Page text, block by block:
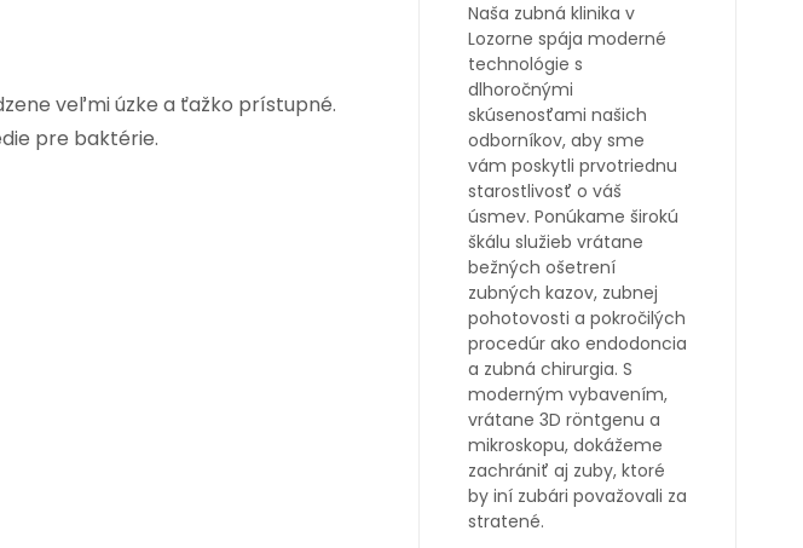
veľmi úzke a ťažko prístupné.
pre baktérie.
Naša zubná klinika v
Lozorne spája moderné
technológie s
dlhoročnými
skúsenosťami našich
odborníkov, aby sme
vám poskytli prvotriednu
starostlivosť o váš
úsmev. Ponúkame širokú
škálu služieb vrátane
bežných ošetrení
zubných kazov, zubnej
pohotovosti a pokročilých
procedúr ako endodoncia
a zubná chirurgia. S
moderným vybavením,
vrátane 3D röntgenu a
mikroskopu, dokážeme
zachrániť aj zuby, ktoré
by iní zubári považovali za
stratené.